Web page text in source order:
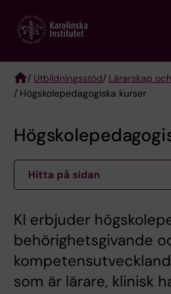
main
Breadcrumb
/ Utbildningsstöd/ Lärarskap
/ Högskolepedagogiska kurser
Hitta på sidan
KI erbjuder
behörighetsgivande
som är lärare, klinisk